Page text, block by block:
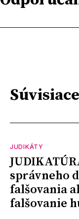
Súvisiace
JUDIKÁTY
správneho
falšovania
falšovanie